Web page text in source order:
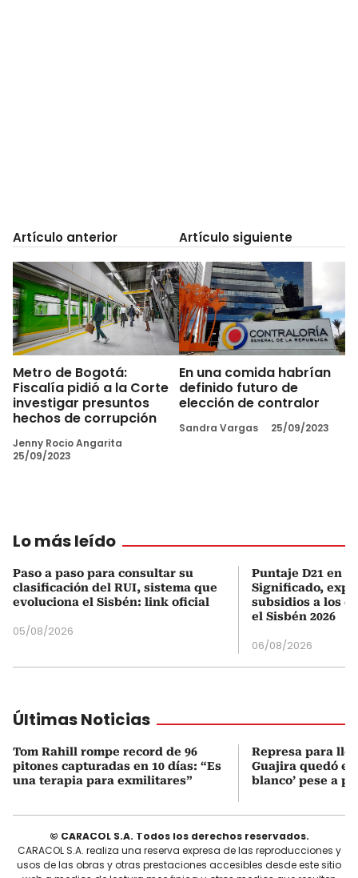
Artículo anterior
Metro de Bogotá:
Fiscalía pidió a la Corte
investigar presuntos
hechos de corrupción
Jenny Rocio Angarita
25/09/2023
Artículo siguiente
En una comida habrían
definido futuro de
elección de contralor
Sandra Vargas 25/09/2023
Lo más leído
Paso a paso para consultar su
clasificación del RUI, sistema que
evoluciona el Sisbén: link oficial
05/08/2026
Puntaje D21 en
Significado,
subsidios a los
el Sisbén 2026
06/08/2026
Últimas Noticias
Tom Rahill rompe record de 96
pitones capturadas en 10 días: “Es
una terapia para exmilitares”
Represa para
Guajira quedó en
blanco’ pese a
© CARACOL S.A. Todos los derechos reservados.
CARACOL S.A. realiza una reserva expresa de las reproducciones y
usos de las obras y otras prestaciones accesibles desde este sitio